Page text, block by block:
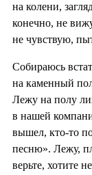
на колени,
конечно, не
не чувствую,
Собираюсь
на каменный
Лежу на полу
в нашей
вышел, кто-то
песню». Лежу,
верьте, хотите